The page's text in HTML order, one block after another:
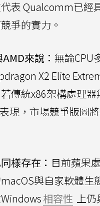
表 Qualcomm已經
爭的實力。
來說： 無論CPU
X2 Elite
傳統x86架構處理
現，市場競爭版圖
樣存在： 目前蘋果
與自家軟體生
相容性 上仍